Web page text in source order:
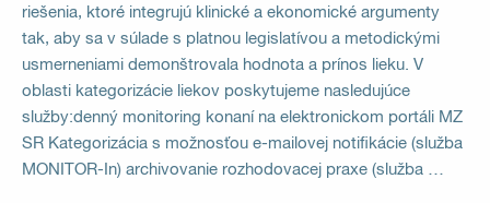
riešenia, ktoré integrujú klinické a ekonomické argumenty
tak, aby sa v súlade s platnou legislatívou a metodickými
usmerneniami demonštrovala hodnota a prínos lieku. V
oblasti kategorizácie liekov poskytujeme nasledujúce
služby:denný monitoring konaní na elektronickom portáli MZ
SR Kategorizácia s možnosťou e-mailovej notifikácie (služba
MONITOR-In) archivovanie rozhodovacej praxe (služba …